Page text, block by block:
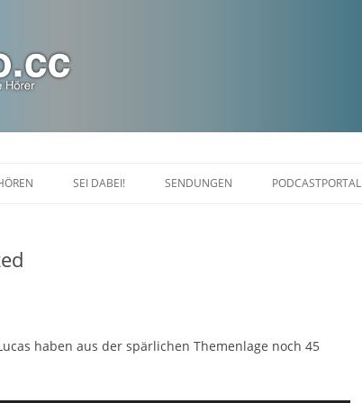
Inhalt
SEI DABEI! SENDUNGEN PODCASTPORTAL
haben aus der spärlichen Themenlage noch 45